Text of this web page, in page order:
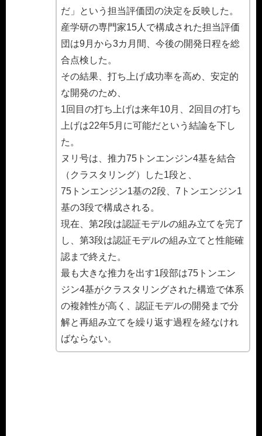
だ」という担当評価団の決定を反映した。
産学研の専門家15人で構成された担当評価
団は9月から3カ月間、今後の開発日程を総
合点検した。
その結果、打ち上げ成功率を高め、安定的
な開発のため、
1回目の打ち上げは来年10月、2回目の打ち
上げは22年5月に可能だという結論を下し
た。
ヌリ号は、推力75トンエンジン4基を結合
（クラスタリング）した1段と、
75トンエンジン1基の2段、7トンエンジン1
基の3段で構成される。
現在、第2段は認証モデルの組み立てを完了
し、第3段は認証モデルの組み立てと性能確
認まで終えた。
最も大きな推力を出す1段部は75トンエン
ジン4基がクラスタリングされた構造で体系
の複雑性が高く、認証モデルの開発まで分
解と再組み立てを繰り返す過程を経なけれ
ばならない。